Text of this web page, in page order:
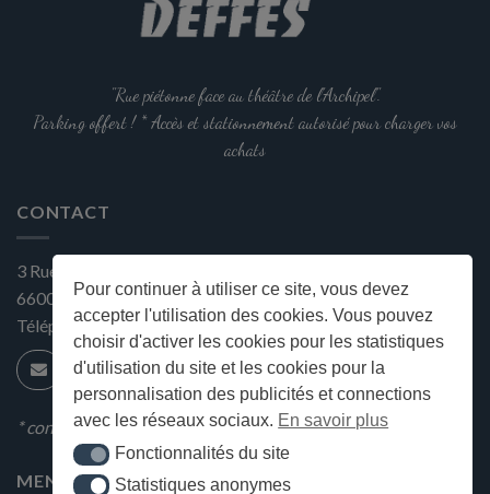
Pour continuer à utiliser ce site, vous devez
accepter l'utilisation des cookies. Vous pouvez
choisir d'activer les cookies pour les statistiques
d'utilisation du site et les cookies pour la
personnalisation des publicités et connections
avec les réseaux sociaux. En savoir plus
Fonctionnalités du site
Fonctionnalités du site
Statistiques anonymes
Statistiques anonymes
"Rue piétonne face au théâtre de l'Archipel".
Parking offert ! * Accès et stationnement autorisé pour charger vos
achats
CONTACT
3 Rue Gustave Flaubert
66000
Perpignan
Téléphone:+33 (0) 4 68 34 25 45
* condition en magasin
MENU